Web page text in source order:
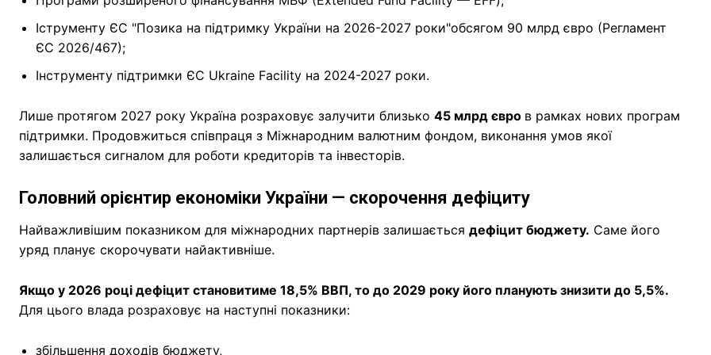
Іструменту ЄС "Позика на підтримку України на 2026-2027 роки"обсягом 90 млрд євро (Регламент
ЄС 2026/467);
Інструменту підтримки ЄС Ukraine Facility на 2024-2027 роки.
Лише протягом 2027 року Україна розраховує залучити близько 45 млрд євро в рамках нових програм
підтримки. Продовжиться співпраця з Міжнародним валютним фондом, виконання умов якої
залишається сигналом для роботи кредиторів та інвесторів.
Головний орієнтир економіки України — скорочення дефіциту
Найважливішим показником для міжнародних партнерів залишається дефіцит бюджету. Саме його
уряд планує скорочувати найактивніше.
Якщо у 2026 році дефіцит становитиме 18,5% ВВП, то до 2029 року його планують знизити до 5,5%.
Для цього влада розраховує на наступні показники:
збільшення доходів бюджету,